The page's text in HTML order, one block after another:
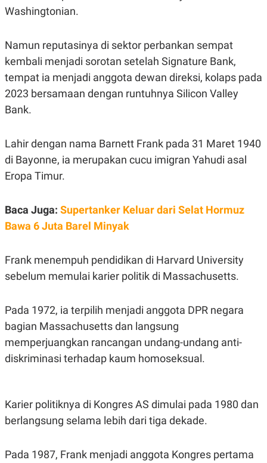
P
E
R
E
R
T
I
I
N
G
G
M
E
I
I
D
SITEMAPPROFILETERM
OF
USE
PEMBERITAAN
SIBER
PRIVACY
POLICY
Washingtonian.
Namun reputasinya di sektor perbankan sempat
kembali menjadi sorotan setelah Signature Bank,
tempat ia menjadi anggota dewan direksi, kolaps pada
2023 bersamaan dengan runtuhnya Silicon Valley
Bank.
Lahir dengan nama Barnett Frank pada 31 Maret 1940
di Bayonne, ia merupakan cucu imigran Yahudi asal
Eropa Timur.
Baca Juga: Supertanker Keluar dari Selat Hormuz
Bawa 6 Juta Barel Minyak
Frank menempuh pendidikan di Harvard University
sebelum memulai karier politik di Massachusetts.
Pada 1972, ia terpilih menjadi anggota DPR negara
bagian Massachusetts dan langsung
memperjuangkan rancangan undang-undang anti-
diskriminasi terhadap kaum homoseksual.
Karier politiknya di Kongres AS dimulai pada 1980 dan
berlangsung selama lebih dari tiga dekade.
Pada 1987, Frank menjadi anggota Kongres pertama